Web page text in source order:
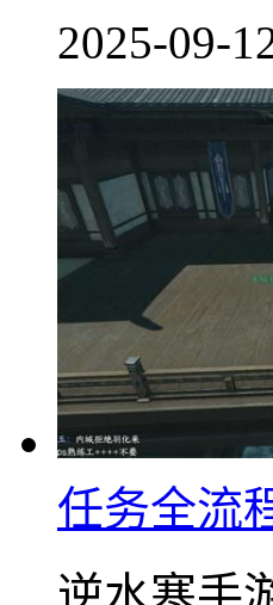
2025-09-
任务全流